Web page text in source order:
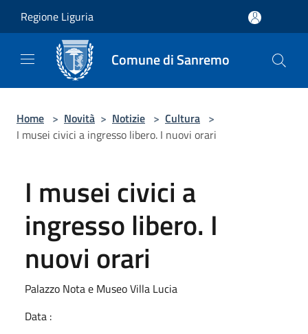
Regione Liguria
Comune di Sanremo
Home > Novità > Notizie > Cultura >
I musei civici a ingresso libero. I nuovi orari
I musei civici a
ingresso libero. I
nuovi orari
Palazzo Nota e Museo Villa Lucia
Data :